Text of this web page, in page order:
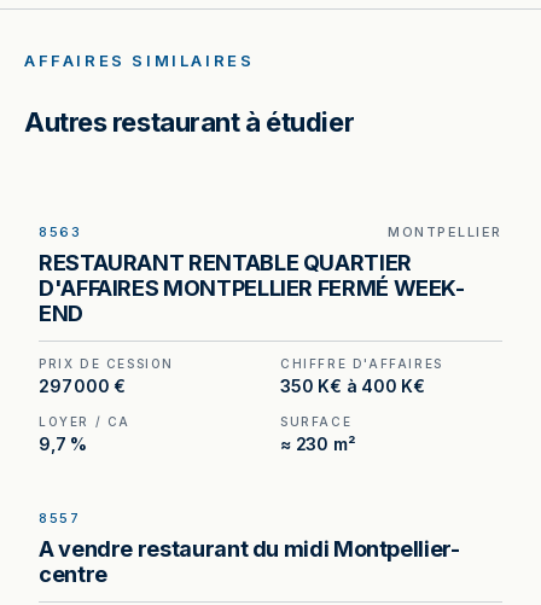
AFFAIRES SIMILAIRES
Autres restaurant à étudier
couverts en salle et environ 60 places en
terrasse dans le quartier d'affaires.
8563 MONTPELLIER
RESTAURANT RENTABLE QUARTIER
D'AFFAIRES MONTPELLIER FERMÉ WEEK-
END
PRIX DE CESSION
297 000 €
CHIFFRE D'AFFAIRES
350 K€ à 400 K€
LOYER / CA
9,7 %
SURFACE
≈ 230 m²
Restaurant à vendre à Montpellier — loyer
inférieur à 3 % du chiffre d'affaires hors taxes.
8557
A vendre restaurant du midi Montpellier-
centre